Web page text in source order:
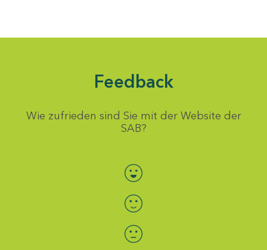
Feedback
Wie zufrieden sind Sie mit der Website der
SAB?
Bewertung auswählen